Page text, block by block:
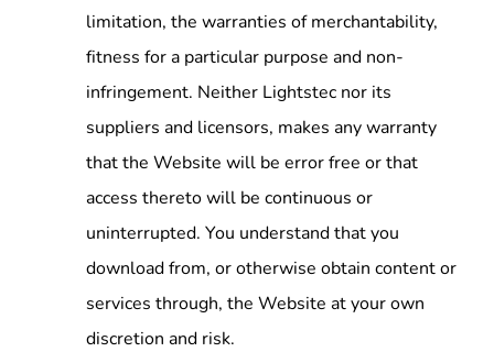
limitation, the warranties of merchantability,
fitness for a particular purpose and non-
infringement. Neither Lightstec nor its
suppliers and licensors, makes any warranty
that the Website will be error free or that
access thereto will be continuous or
uninterrupted. You understand that you
download from, or otherwise obtain content or
services through, the Website at your own
discretion and risk.